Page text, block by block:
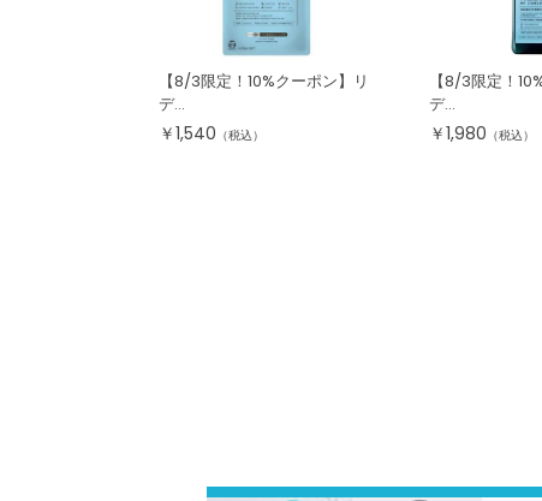
【8/3限定！10%クーポン】リ
デ...
￥1,540 （税込）
【8/3限定！
デ...
￥1,980 （税込）